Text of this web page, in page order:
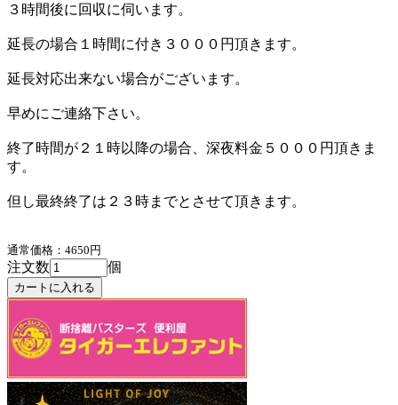
３時間後に回収に伺います。
延長の場合１時間に付き３０００円頂きます。
延長対応出来ない場合がございます。
早めにご連絡下さい。
終了時間が２１時以降の場合、深夜料金５０００円頂きま
す。
但し最終終了は２３時までとさせて頂きます。
通常価格：4650円
注文数 個